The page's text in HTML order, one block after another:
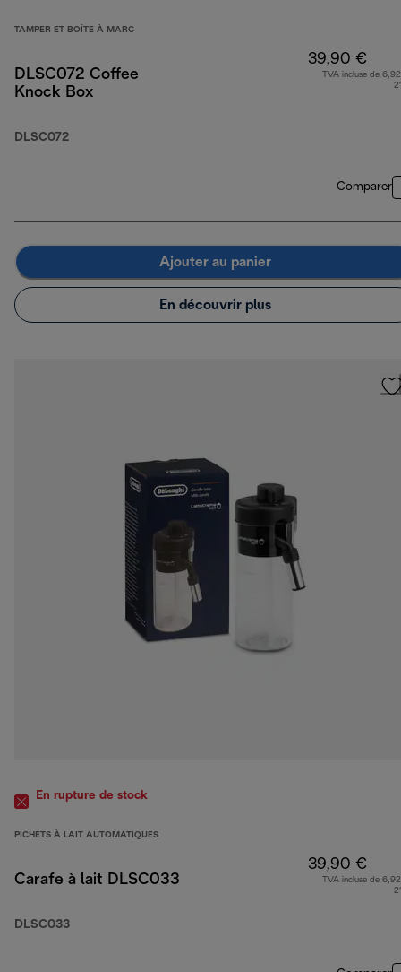
TAMPER ET BOÎTE À MARC
DLSC072 Coffee
Knock Box
DLSC072
39,90 €
TVA incluse de
Comparer
Ajouter au panier
En découvrir plus
En rupture de stock
PICHETS À LAIT AUTOMATIQUES
Carafe à lait DLSC033
DLSC033
39,90 €
TVA incluse de